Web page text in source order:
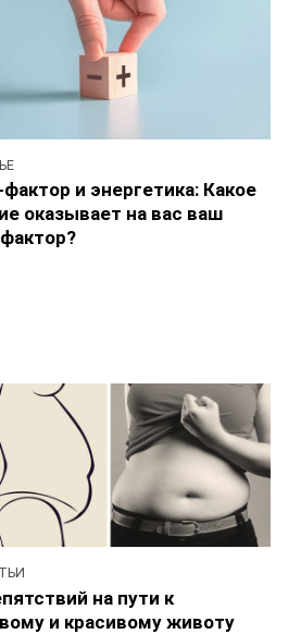
и энергетика: Какое
оказывает на вас ваш
на пути к
и красивому животу